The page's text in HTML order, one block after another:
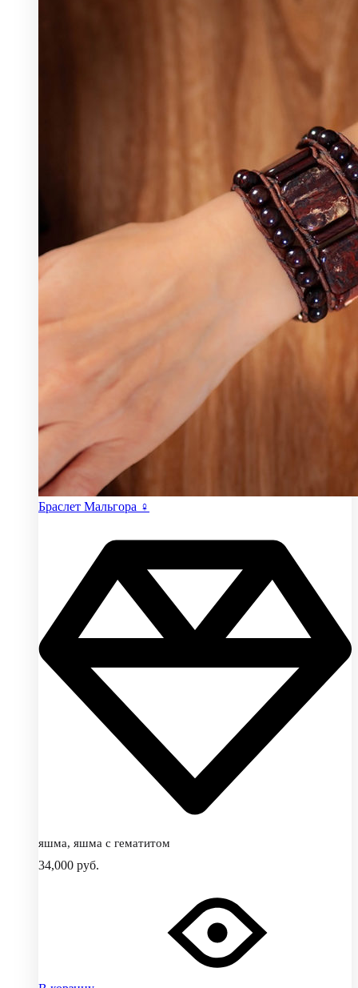
Браслет Мальгора ♀
яшма, яшма с гематитом
34,000 руб.